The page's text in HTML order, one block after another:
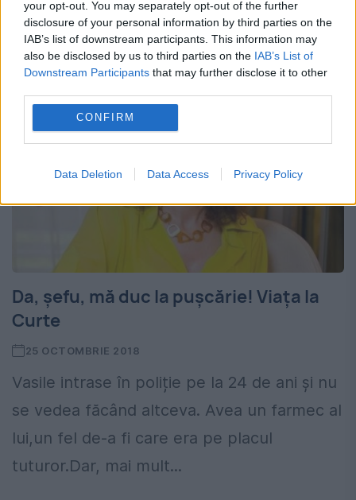
your opt-out. You may separately opt-out of the further
disclosure of your personal information by third parties on the
IAB’s list of downstream participants. This information may
also be disclosed by us to third parties on the IAB’s List of
Downstream Participants that may further disclose it to other
CONFIRM
Data Deletion Data Access Privacy Policy
fatalitatea. Taică-său, medic renumit prin
anii ’40,căzuse în...
Da, șefu, mă duc la pușcărie! Viața la
Curte
25 OCTOMBRIE 2018
Vasile intrase în poliție pe la 24 de ani și nu
se vedea făcând altceva. Avea un farmec al
lui,un fel de-a fi care era pe placul
tuturor.Dar, mai mult...